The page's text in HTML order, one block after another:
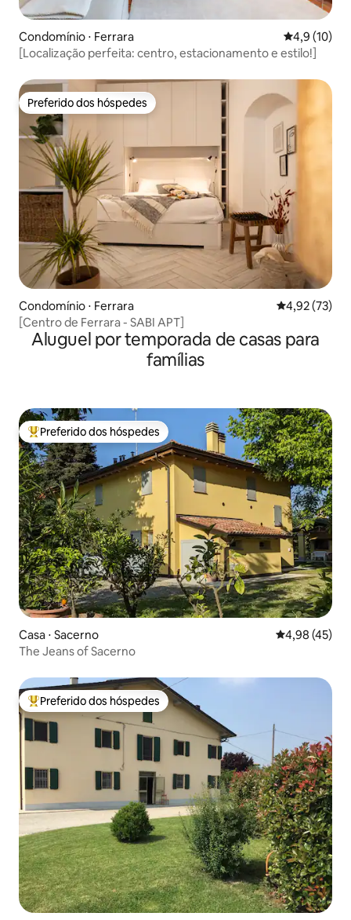
Condomínio ⋅ Ferrara 4,9 de uma
4,9 (10)
[Localização perfeita: centro, estacionamento e estilo!]
Preferido dos hóspedes
Preferido dos hóspedes
Condomínio ⋅ Ferrara 4,92 de uma
4,92 (73)
[Centro de Ferrara - SABI APT]
Aluguel por temporada de casas para
famílias
Entre os melhores preferidos dos hóspedes
Preferido dos hóspedes
Casa ⋅ Sacerno 4,98 de uma
4,98 (45)
The Jeans of Sacerno
Entre os melhores preferidos dos hóspedes
Preferido dos hóspedes